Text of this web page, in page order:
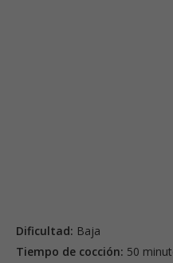
Dificultad: Baja
Tiempo de cocción: 50